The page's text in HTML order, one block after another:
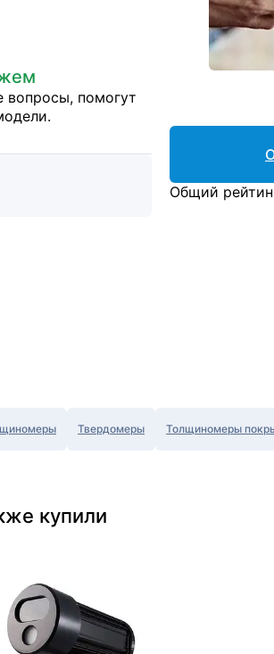
вопросы, помогут
Общий
Твердомеры Толщиномеры
купили